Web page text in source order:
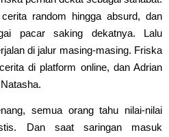
random hingga absurd, dan
pacar saking dekatnya. Lalu
di jalur masing-masing. Friska
di platform online, dan Adrian
semua orang tahu nilai-nilai
Dan saat saringan masuk